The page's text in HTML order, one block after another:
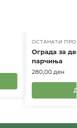
ОСТАНАТИ
Ограда за
парчиња
280,00 ден